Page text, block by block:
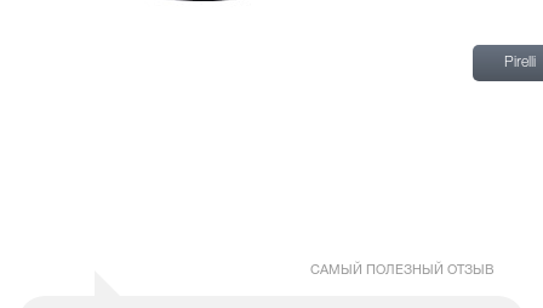
Pirelli
САМЫЙ ПОЛЕЗНЫЙ ОТЗЫВ